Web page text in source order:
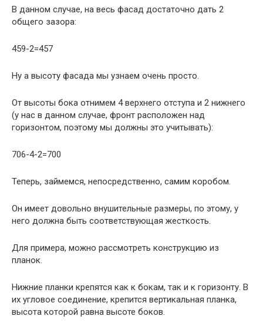
В данном случае, на весь фасад достаточно дать 2
общего зазора:
459-2=457
Ну а высоту фасада мы узнаем очень просто.
От высоты бока отнимем 4 верхнего отступа и 2 нижнего
(у нас в данном случае, фронт расположен над
горизонтом, поэтому мы должны это учитывать):
706-4-2=700
Теперь, займемся, непосредственно, самим коробом.
Он имеет довольно внушительные размеры, по этому, у
него должна быть соответствующая жесткость.
Для примера, можно рассмотреть конструкцию из
планок.
Нижние планки крепятся как к бокам, так и к горизонту. В
их угловое соединение, крепится вертикальная планка,
высота которой равна высоте боков.